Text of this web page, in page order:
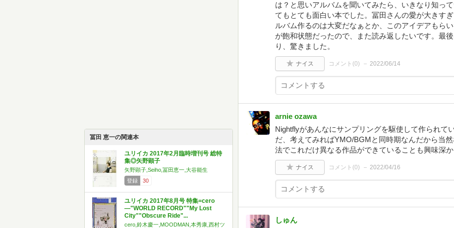
冨田 恵一の関連本
ユリイカ 2017年2月臨時増刊号 総特
集◎矢野顕子
矢野顕子,Seiho,冨田恵一,大谷能生
登録
30
ユリイカ 2017年8月号 特集=cero
―"WORLD RECORD""My Lost
City""Obscure Ride"...
cero,鈴木慶一,MOODMAN,本秀康,西村ツ
は？と思いアルバムを聞いてみたら、いきなり知っ
てもとても面白い本でした。冨田さんの愛が大きす
ルバム作るのは大変だなぁとか、このアイデアもら
が飽和状態だったので、また読み返したいです。最
り、驚きました。
ナイス コメント(0) 2022/06/14
arnie ozawa
Nightflyがあんなにサンプリングを駆使して作られて
だ、考えてみればYMO/BGMと同時期なんだから当
法でこれだけ異なる作品ができていることも興味深か
ナイス コメント(0) 2022/04/16
しゅん